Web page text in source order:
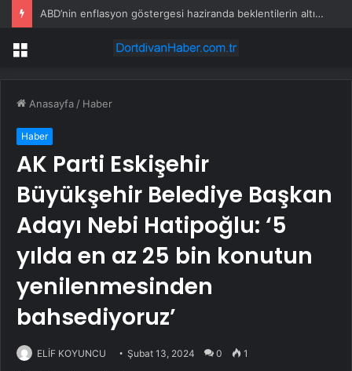
ABD’nin enflasyon göstergesi haziranda beklentilerin altında arttı
Menü
Anasayfa / Haber
Haber
AK Parti Eskişehir
Büyükşehir Belediye Başkan
Adayı Nebi Hatipoğlu: ‘5
yılda en az 25 bin konutun
yenilenmesinden
bahsediyoruz’
ELİF KOYUNCU Şubat 13, 2024 0 1